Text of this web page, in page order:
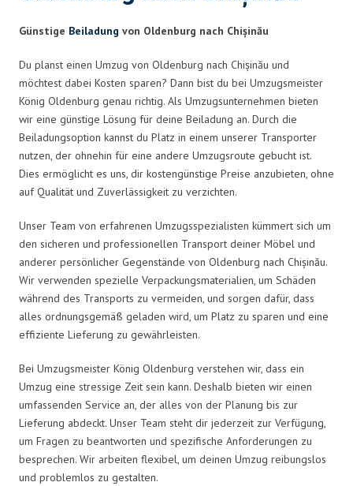
Günstige Beiladung von Oldenburg nach Chișinău
Du planst einen Umzug von Oldenburg nach Chișinău und
möchtest dabei Kosten sparen? Dann bist du bei Umzugsmeister
König Oldenburg genau richtig. Als Umzugsunternehmen bieten
wir eine günstige Lösung für deine Beiladung an. Durch die
Beiladungsoption kannst du Platz in einem unserer Transporter
nutzen, der ohnehin für eine andere Umzugsroute gebucht ist.
Dies ermöglicht es uns, dir kostengünstige Preise anzubieten, ohne
auf Qualität und Zuverlässigkeit zu verzichten.
Unser Team von erfahrenen Umzugsspezialisten kümmert sich um
den sicheren und professionellen Transport deiner Möbel und
anderer persönlicher Gegenstände von Oldenburg nach Chișinău.
Wir verwenden spezielle Verpackungsmaterialien, um Schäden
während des Transports zu vermeiden, und sorgen dafür, dass
alles ordnungsgemäß geladen wird, um Platz zu sparen und eine
effiziente Lieferung zu gewährleisten.
Bei Umzugsmeister König Oldenburg verstehen wir, dass ein
Umzug eine stressige Zeit sein kann. Deshalb bieten wir einen
umfassenden Service an, der alles von der Planung bis zur
Lieferung abdeckt. Unser Team steht dir jederzeit zur Verfügung,
um Fragen zu beantworten und spezifische Anforderungen zu
besprechen. Wir arbeiten flexibel, um deinen Umzug reibungslos
und problemlos zu gestalten.